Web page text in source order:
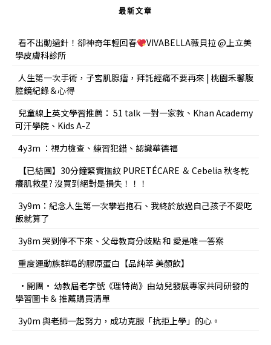
最新文章
看不出動過針！卻神奇年輕回春
VIVABELLA薇貝拉 @上立美
學皮膚科診所
人生第一次手術，子宮肌腺瘤，拜託經痛不要再來 | 桃園禾馨腹
腔鏡紀錄＆心得
兒童線上英文學習推薦： 51 talk 一對一家教、Khan Academy
可汗學院、Kids A-Z
4y3m ：視力檢查、練習犯錯、認識華德福
【已結團】30分鐘緊實撫紋 PURETÉCARE ＆ Cebelia 秋冬乾
癢肌救星? 沒買到絕對是損失！！！
3y9m：紀念人生第一次攀岩抱石、我終於放過自己孩子不愛吃
飯就算了
3y8m 哭到停不下來、父母教育分歧點 和 愛是唯一答案
重度運動族群喝的膠原蛋白【品純萃 美顏飲】
•開團• 幼教屆老字號《理特尚》由幼兒發展專家共同研發的
學習圖卡＆ 推薦購買清單
3y0m 與老師一起努力，成功克服「抗拒上學」的心。